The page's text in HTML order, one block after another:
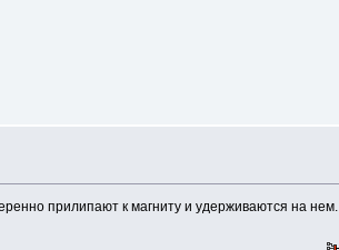
прилипают к магниту и удерживаются на нем.